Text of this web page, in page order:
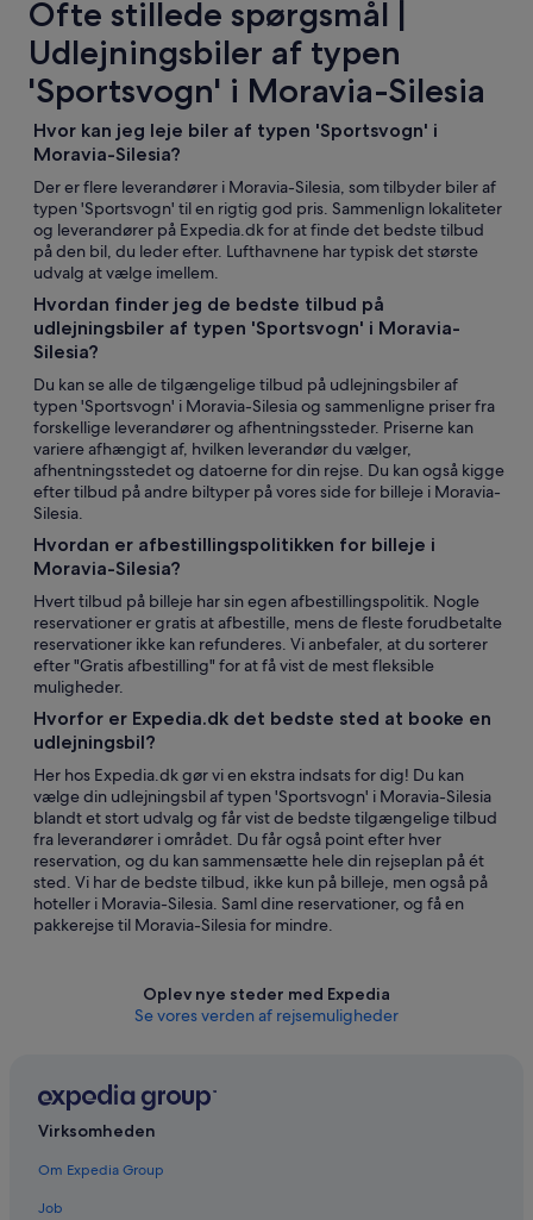
Ofte stillede spørgsmål |
Udlejningsbiler af typen
'Sportsvogn' i Moravia-Silesia
Hvor kan jeg leje biler af typen 'Sportsvogn' i
Moravia-Silesia?
Der er flere leverandører i Moravia-Silesia, som tilbyder biler af
typen 'Sportsvogn' til en rigtig god pris. Sammenlign lokaliteter
og leverandører på Expedia.dk for at finde det bedste tilbud
på den bil, du leder efter. Lufthavnene har typisk det største
udvalg at vælge imellem.
Hvordan finder jeg de bedste tilbud på
udlejningsbiler af typen 'Sportsvogn' i Moravia-
Silesia?
Du kan se alle de tilgængelige tilbud på udlejningsbiler af
typen 'Sportsvogn' i Moravia-Silesia og sammenligne priser fra
forskellige leverandører og afhentningssteder. Priserne kan
variere afhængigt af, hvilken leverandør du vælger,
afhentningsstedet og datoerne for din rejse. Du kan også kigge
efter tilbud på andre biltyper på vores side for billeje i Moravia-
Silesia.
Hvordan er afbestillingspolitikken for billeje i
Moravia-Silesia?
Hvert tilbud på billeje har sin egen afbestillingspolitik. Nogle
reservationer er gratis at afbestille, mens de fleste forudbetalte
reservationer ikke kan refunderes. Vi anbefaler, at du sorterer
efter "Gratis afbestilling" for at få vist de mest fleksible
muligheder.
Hvorfor er Expedia.dk det bedste sted at booke en
udlejningsbil?
Her hos Expedia.dk gør vi en ekstra indsats for dig! Du kan
vælge din udlejningsbil af typen 'Sportsvogn' i Moravia-Silesia
blandt et stort udvalg og får vist de bedste tilgængelige tilbud
fra leverandører i området. Du får også point efter hver
reservation, og du kan sammensætte hele din rejseplan på ét
sted. Vi har de bedste tilbud, ikke kun på billeje, men også på
hoteller i Moravia-Silesia. Saml dine reservationer, og få en
pakkerejse til Moravia-Silesia for mindre.
Oplev nye steder med Expedia
Se vores verden af ​​rejsemuligheder
Virksomheden
Om Expedia Group
Job